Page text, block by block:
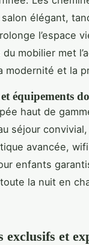
élégant,
l’espace
mobilier met
modernité et la
équipements
haut de
séjour
avancée,
enfants
la nuit en
exclusifs et